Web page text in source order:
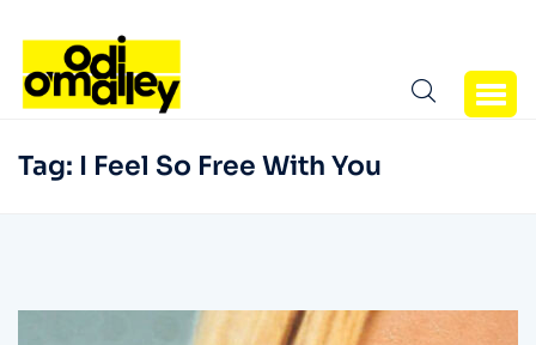
Tag: I Feel So Free With You